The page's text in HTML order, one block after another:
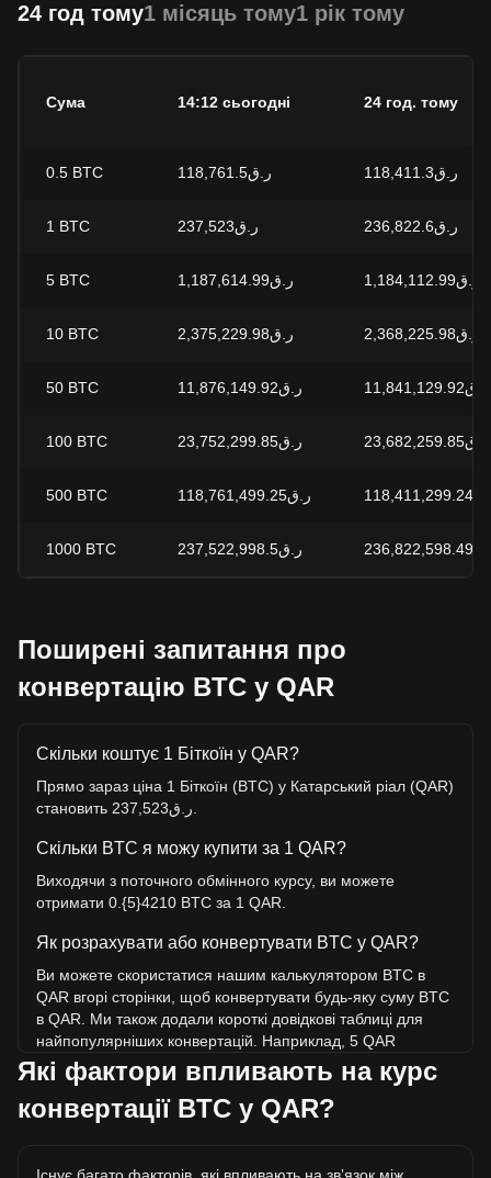
24 год тому1 місяць тому1 рік тому
Сума 14:12 сьогодні 24 год. тому
0.5 BTC ر.ق118,761.5 ر.ق118,411.3
1 BTC ر.ق237,523 ر.ق236,822.6
5 BTC ر.ق1,187,614.99 ر.ق1,184,112.99
10 BTC ر.ق2,375,229.98 ر.ق2,368,225.98
50 BTC ر.ق11,876,149.92 ر.ق11,841,129.92
100 BTC ر.ق23,752,299.85 ر.ق23,682,259.85
500 BTC ر.ق118,761,499.25
1000 BTC ر.ق237,522,998.5
Поширені запитання про
конвертацію BTC у QAR
Скільки коштує 1 Біткоїн у QAR?
Прямо зараз ціна 1 Біткоїн (BTC) у Катарський ріал (QAR)
Скільки BTC я можу купити за 1 QAR?
Виходячи з поточного обмінного курсу, ви можете
отримати 0.{5}4210 BTC за 1 QAR.
Як розрахувати або конвертувати BTC у QAR?
Ви можете скористатися нашим калькулятором BTC в
QAR вгорі сторінки, щоб конвертувати будь-яку суму BTC
в QAR. Ми також додали короткі довідкові таблиці для
найпопулярніших конвертацій. Наприклад, 5 QAR
еквівалентні 0.{4}2105 BTC, а 5 BTC коштуватимуть
близько 1,187,614.99QAR.
Яка найвища ціна BTC/QAR в історії?
Які фактори впливають на курс
конвертації BTC у QAR?